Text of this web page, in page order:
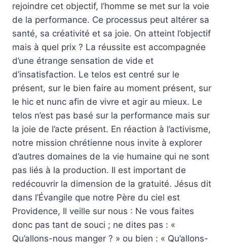
rejoindre cet objectif, l’homme se met sur la voie
de la performance. Ce processus peut altérer sa
santé, sa créativité et sa joie. On atteint l’objectif
mais à quel prix ? La réussite est accompagnée
d’une étrange sensation de vide et
d’insatisfaction. Le telos est centré sur le
présent, sur le bien faire au moment présent, sur
le hic et nunc afin de vivre et agir au mieux. Le
telos n’est pas basé sur la performance mais sur
la joie de l’acte présent. En réaction à l’activisme,
notre mission chrétienne nous invite à explorer
d’autres domaines de la vie humaine qui ne sont
pas liés à la production. Il est important de
redécouvrir la dimension de la gratuité. Jésus dit
dans l’Évangile que notre Père du ciel est
Providence, Il veille sur nous : Ne vous faites
donc pas tant de souci ; ne dites pas : «
Qu’allons-nous manger ? » ou bien : « Qu’allons-